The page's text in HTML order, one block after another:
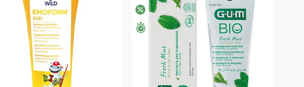
Залишилось 26 днів
–20%
Залишилось 26 днів